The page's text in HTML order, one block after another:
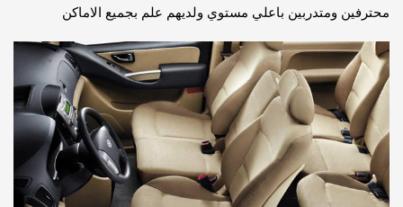
محترفين ومتدربين باعلي مستوي ولديهم علم بجميع الاماكن